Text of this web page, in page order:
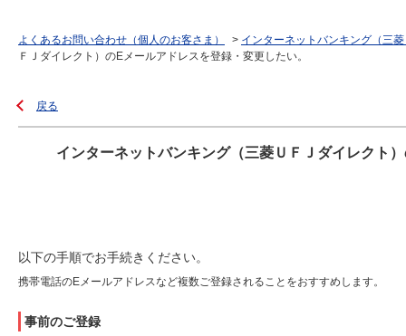
よくあるお問い合わせ（個人のお客さま） > インターネットバンキング（三
ＦＪダイレクト）のEメールアドレスを登録・変更したい。
戻る
インターネットバンキング（三菱ＵＦＪダイレクト
以下の手順でお手続きください。
携帯電話のEメールアドレスなど複数ご登録されることをおすすめします。
事前のご登録